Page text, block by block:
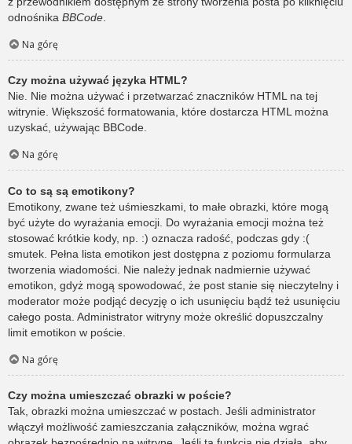
odnośnika BBCode
Na górę
Czy można używać języka HTML?
Nie. Nie można używać i przetwarzać znaczników HTML na tej
witrynie. Większość formatowania, które dostarcza HTML można
uzyskać, używając BBCode.
Na górę
Co to są są emotikony?
Emotikony, zwane też uśmieszkami, to małe obrazki, które mogą
być użyte do wyrażania emocji. Do wyrażania emocji można też
stosować krótkie kody, np. :) oznacza radość, podczas gdy :(
smutek. Pełna lista emotikon jest dostępna z poziomu formularza
tworzenia wiadomości. Nie należy jednak nadmiernie używać
emotikon, gdyż mogą spowodować, że post stanie się nieczytelny i
moderator może podjąć decyzję o ich usunięciu bądź też usunięciu
całego posta. Administrator witryny może określić dopuszczalny
limit emotikon w poście.
Na górę
Czy można umieszczać obrazki w poście?
Tak, obrazki można umieszczać w postach. Jeśli administrator
włączył możliwość zamieszczania załączników, można wgrać